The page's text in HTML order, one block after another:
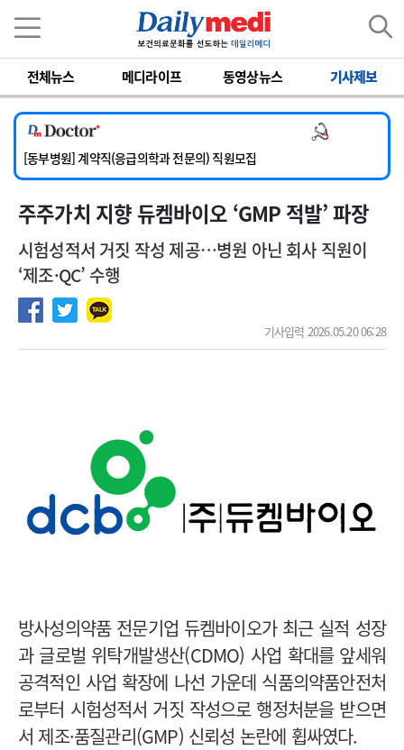
전체뉴스 메디라이프 동영상뉴스 기사제보
[서울아산병원] 2026년 하반기 인턴 모집
[영남대학교의료원] 마취통증의학과 임기제 임상의사 채용
[충남대학교병원] 소아청소년과(소아응급전담) 계약직 의사 공개채용
[동부병원] 계약직(응급의학과 전문의) 직원모집
[이대목동병원] 하반기 전공의(레지던트1년차) 모집
[서울아산병원] 2026년 하반기 인턴 모집
주주가치 지향 듀켐바이오 ‘GMP 적발’ 파장
시험성적서 거짓 작성 제공…병원 아닌 회사 직원이
‘제조·QC’ 수행
기사입력 2026.05.20 06:28
방사성의약품 전문기업 듀켐바이오가 최근 실적 성장
과 글로벌 위탁개발생산(CDMO) 사업 확대를 앞세워
공격적인 사업 확장에 나선 가운데 식품의약품안전처
로부터 시험성적서 거짓 작성으로 행정처분을 받으면
서 제조·품질관리(GMP) 신뢰성 논란에 휩싸였다.